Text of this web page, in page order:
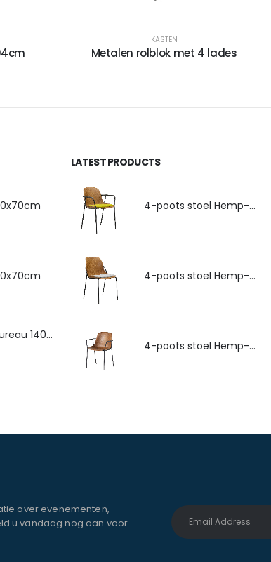
KASTEN
Metalen rolblok met 4 lades
Presto RT bureau 140x80cm
LATEST PRODUCTS
4-poots stoel Hemp-Fine met armlegger
4-poots stoel Hemp-Fine met zitkussen
4-poots stoel Hemp-Fine met armlegger
over evenementen,
u vandaag nog aan voor